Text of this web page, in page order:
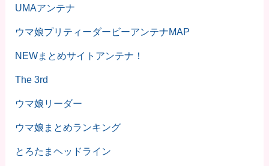
UMAアンテナ
ウマ娘プリティーダービーアンテナMAP
NEWまとめサイトアンテナ！
The 3rd
ウマ娘リーダー
ウマ娘まとめランキング
とろたまヘッドライン